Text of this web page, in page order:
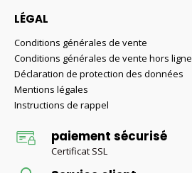
LÉGAL
Conditions générales de vente
Conditions générales de vente hors ligne
Déclaration de protection des données
Mentions légales
Instructions de rappel
paiement sécurisé
Certificat SSL